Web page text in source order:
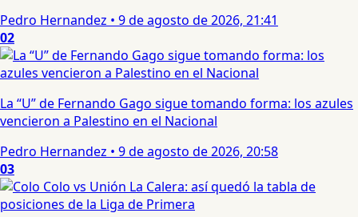
Pedro Hernandez • 9 de agosto de 2026, 21:41
02
La “U” de Fernando Gago sigue tomando forma: los azules
vencieron a Palestino en el Nacional
Pedro Hernandez • 9 de agosto de 2026, 20:58
03